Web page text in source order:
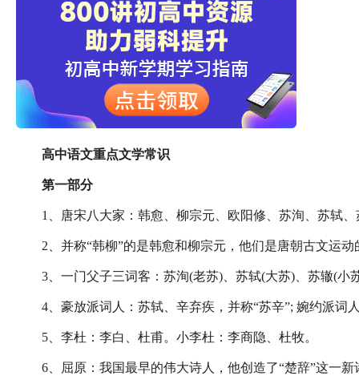
高中语文重点文学常识
第一部分
1、唐宋八大家：韩愈、柳宗元、欧阳修、苏洵、苏轼
2、并称“韩柳”的是韩愈和柳宗元，他们是唐朝古文运动
3、一门父子三词客：苏洵(老苏)、苏轼(大苏)、苏辙(小
4、豪放派词人：苏轼、辛弃疾，并称“苏辛”; 婉约派词
5、李杜：李白、杜甫。小李杜：李商隐、杜牧。
6、屈原：我国最早的伟大诗人，他创造了“楚辞”这一